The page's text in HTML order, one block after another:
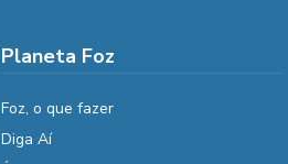
Planeta Foz
Foz, o que fazer
Diga Aí